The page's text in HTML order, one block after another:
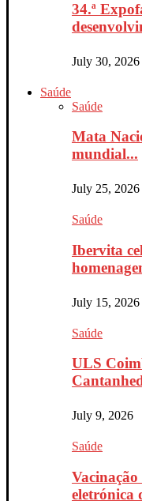
34.ª
July 30, 2026
Saúde
Saúde
Mata
mundial...
July 25, 2026
Saúde
Ibervita
July 15, 2026
Saúde
ULS
July 9, 2026
Saúde
eletrónica